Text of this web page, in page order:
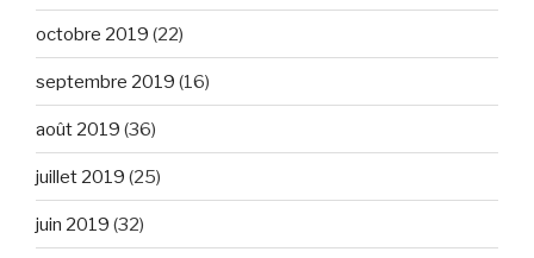
octobre 2019 (22)
septembre 2019 (16)
août 2019 (36)
juillet 2019 (25)
juin 2019 (32)